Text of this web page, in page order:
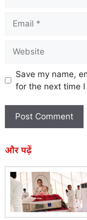
Save my name,
for the next time
और पढ़ें